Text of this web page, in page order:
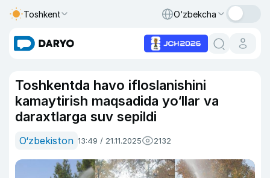
Toshkent O‘zbekcha
Toshkentda havo ifloslanishini
kamaytirish maqsadida yo‘llar va
daraxtlarga suv sepildi
O‘zbekiston 13:49 / 21.11.2025 2132